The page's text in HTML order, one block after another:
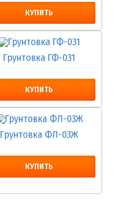
КУПИТЬ
Грунтовка ГФ-031
КУПИТЬ
Грунтовка ФЛ-03Ж
КУПИТЬ